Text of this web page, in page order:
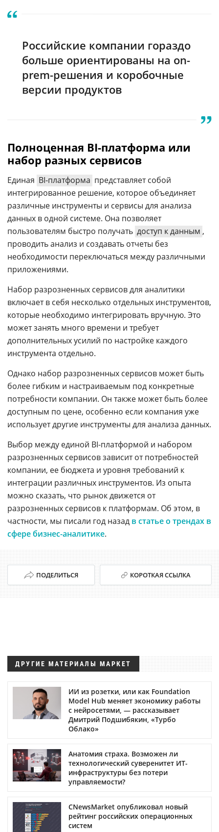
Российские компании гораздо
больше ориентированы на on-
prem-решения и коробочные
версии продуктов
Полноценная BI-платформа или
набор разных сервисов
Единая BI-платформа представляет собой
интегрированное решение, которое объединяет
различные инструменты и сервисы для анализа
данных в одной системе. Она позволяет
пользователям быстро получать доступ к данным ,
проводить анализ и создавать отчеты без
необходимости переключаться между различными
приложениями.
Набор разрозненных сервисов для аналитики
включает в себя несколько отдельных инструментов,
которые необходимо интегрировать вручную. Это
может занять много времени и требует
дополнительных усилий по настройке каждого
инструмента отдельно.
Однако набор разрозненных сервисов может быть
более гибким и настраиваемым под конкретные
потребности компании. Он также может быть более
доступным по цене, особенно если компания уже
использует другие инструменты для анализа данных.
Выбор между единой BI-платформой и набором
разрозненных сервисов зависит от потребностей
компании, ее бюджета и уровня требований к
интеграции различных инструментов. Из опыта
можно сказать, что рынок движется от
разрозненных сервисов к платформам. Об этом, в
частности, мы писали год назад в статье о трендах в
сфере бизнес-аналитике.
ПОДЕЛИТЬСЯ КОРОТКАЯ ССЫЛКА
ДРУГИЕ МАТЕРИАЛЫ МАРКЕТ
ИИ из розетки, или как Foundation
Model Hub меняет экономику работы
с нейросетями, — рассказывает
Дмитрий Подшибякин, «Турбо
Облако»
Анатомия страха. Возможен ли
технологический суверенитет ИТ-
инфраструктуры без потери
управляемости?
CNewsMarket опубликовал новый
рейтинг российских операционных
систем